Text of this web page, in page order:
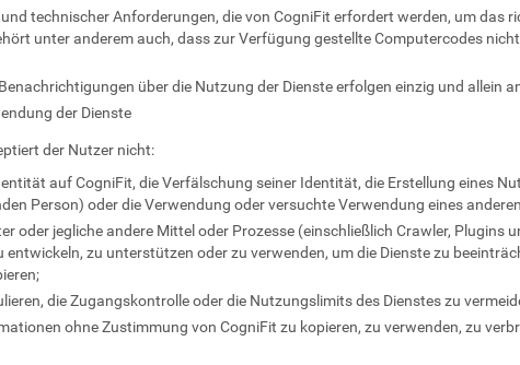
technischer Anforderungen, die von CogniFit erfordert werden, um das
unter anderem auch, dass zur Verfügung gestellte Computercodes
über die Nutzung der Dienste erfolgen einzig und allein
der Dienste
der Nutzer nicht:
auf CogniFit, die Verfälschung seiner Identität, die Erstellung eines
Person) oder die Verwendung oder versuchte Verwendung eines
oder jegliche andere Mittel oder Prozesse (einschließlich Crawler, Plugins
entwickeln, zu unterstützen oder zu verwenden, um die Dienste zu
die Zugangskontrolle oder die Nutzungslimits des Dienstes zu
ohne Zustimmung von CogniFit zu kopieren, zu verwenden, zu